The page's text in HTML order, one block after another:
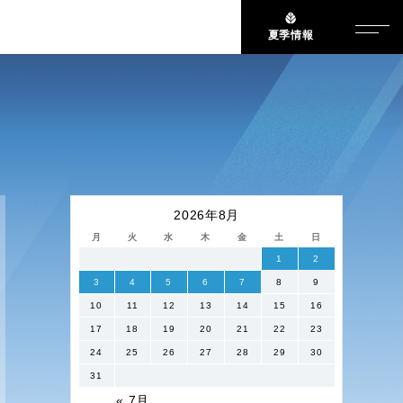
夏季情報
2026年8月
月 火 水 木 金 土 日
1 2
3 4 5 6 7 8 9
10 11 12 13 14 15 16
17 18 19 20 21 22 23
24 25 26 27 28 29 30
31